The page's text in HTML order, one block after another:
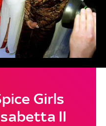
Girls
II